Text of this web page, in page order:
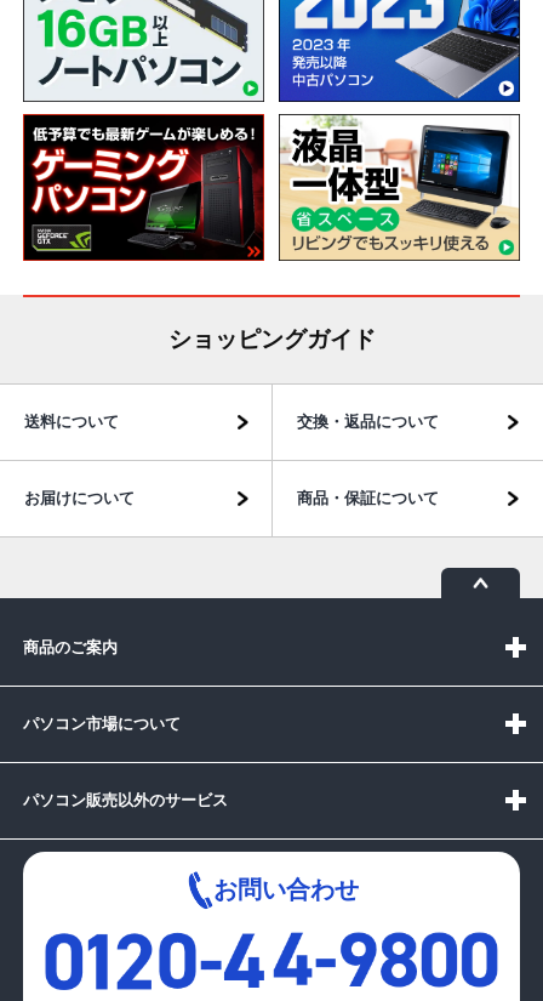
ショッピングガイド
送料について 交換・返品について
お届けについて 商品・保証について
商品のご案内
パソコン市場について
パソコン販売以外のサービス
お問い合わせ